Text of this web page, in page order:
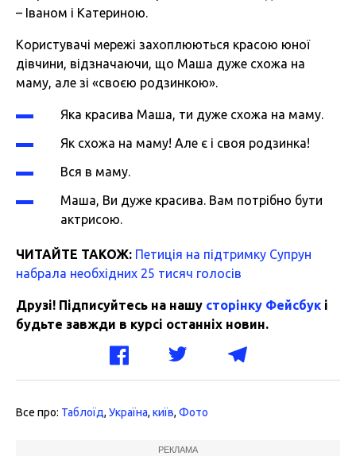
– Іваном і Катериною.
Користувачі мережі захоплюються красою юної
дівчини, відзначаючи, що Маша дуже схожа на
маму, але зі «своєю родзинкою».
Яка красива Маша, ти дуже схожа на маму.
Як схожа на маму! Але є і своя родзинка!
Вся в маму.
Маша, Ви дуже красива. Вам потрібно бути
актрисою.
ЧИТАЙТЕ ТАКОЖ: Петиція на підтримку Супрун
набрала необхідних 25 тисяч голосів
Друзі! Підписуйтесь на нашу сторінку Фейсбук і
будьте завжди в курсі останніх новин.
Все про: Таблоїд, Україна, київ, Фото
РЕКЛАМА